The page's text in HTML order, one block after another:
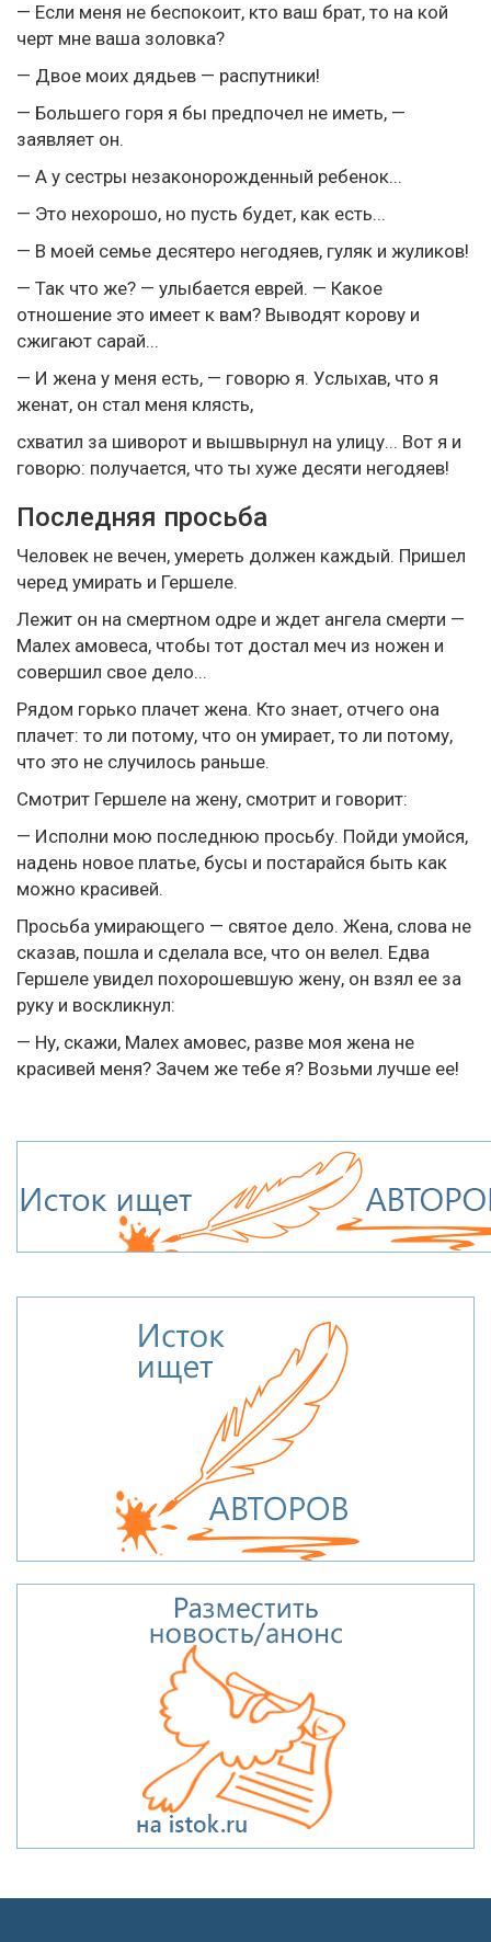
— Если меня не беспокоит, кто ваш брат, то на кой
черт мне ваша золовка?
— Двое моих дядьев — распутники!
— Большего горя я бы предпочел не иметь, —
заявляет он.
— А у сестры незаконорожденный ребенок...
— Это нехорошо, но пусть будет, как есть...
— В моей семье десятеро негодяев, гуляк и жуликов!
— Так что же? — улыбается еврей. — Какое
отношение это имеет к вам? Выводят корову и
сжигают сарай...
— И жена у меня есть, — говорю я. Услыхав, что я
женат, он стал меня клясть,
схватил за шиворот и вышвырнул на улицу... Вот я и
говорю: получается, что ты хуже десяти негодяев!
Последняя просьба
Человек не вечен, умереть должен каждый. Пришел
черед умирать и Гершеле.
Лежит он на смертном одре и ждет ангела смерти —
Малех амовеса, чтобы тот достал меч из ножен и
совершил свое дело...
Рядом горько плачет жена. Кто знает, отчего она
плачет: то ли потому, что он умирает, то ли потому,
что это не случилось раньше.
Смотрит Гершеле на жену, смотрит и говорит:
— Исполни мою последнюю просьбу. Пойди умойся,
надень новое платье, бусы и постарайся быть как
можно красивей.
Просьба умирающего — святое дело. Жена, слова не
сказав, пошла и сделала все, что он велел. Едва
Гершеле увидел похорошевшую жену, он взял ее за
руку и воскликнул:
— Ну, скажи, Малех амовес, разве моя жена не
красивей меня? Зачем же тебе я? Возьми лучше ее!